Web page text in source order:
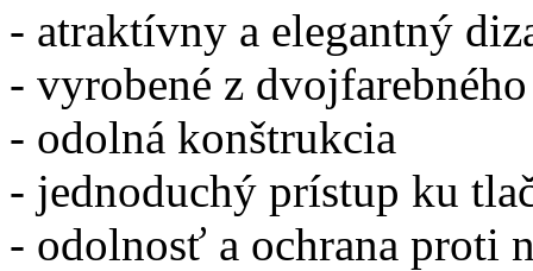
- atraktívny a elegantný
- vyrobené z
- odolná konštrukcia
- jednoduchý prístup ku
- odolnosť a ochrana proti